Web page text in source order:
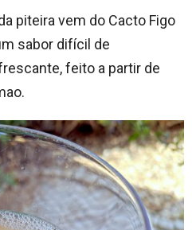
piteira vem do Cacto Figo
sabor difícil de
feito a partir de